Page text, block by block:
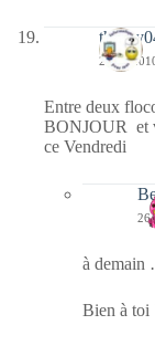
26/11/
Entre deux
BONJOUR et
ce Vendredi
à demain
Bien à toi